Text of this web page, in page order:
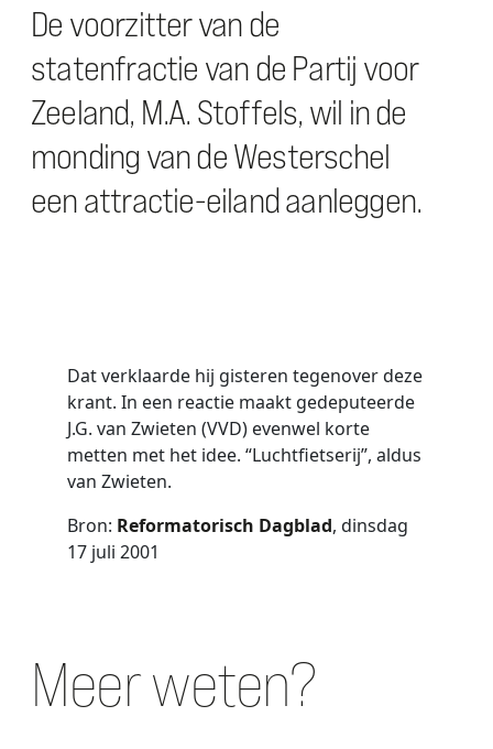
De voorzitter van de
statenfractie van de Partij voor
Zeeland, M.A. Stoffels, wil in de
monding van de Westerschel
een attractie-eiland aanleggen.
Dat verklaarde hij gisteren tegenover deze
krant. In een reactie maakt gedeputeerde
J.G. van Zwieten (VVD) evenwel korte
metten met het idee. “Luchtfietserij”, aldus
van Zwieten.
Bron: Reformatorisch Dagblad, dinsdag
17 juli 2001
Meer weten?